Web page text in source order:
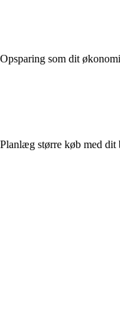
Opsparing som dit
Planlæg større køb med dit